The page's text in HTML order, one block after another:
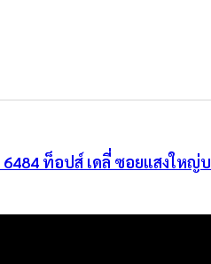
ท็อปส์ เดลี่ ซอยแสงใหญ่